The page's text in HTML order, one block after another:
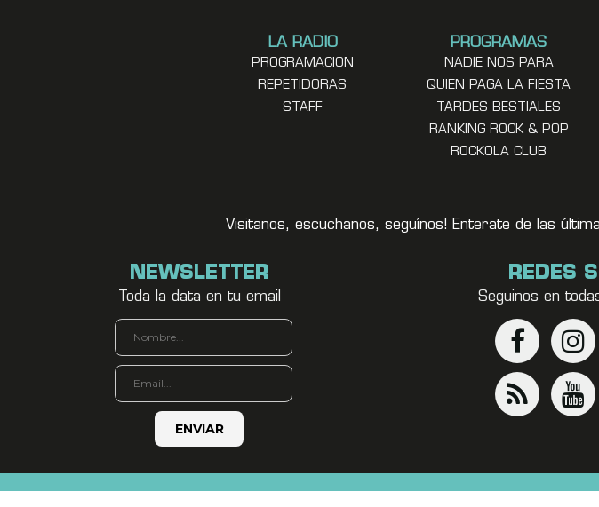
LA RADIO
PROGRAMACION
REPETIDORAS
STAFF
PROGRAMAS
NADIE NOS PARA
QUIEN PAGA LA FIESTA
TARDES BESTIALES
RANKING ROCK & POP
ROCKOLA CLUB
Visitanos, escuchanos, seguínos! Enterate de las
NEWSLETTER
Toda la data en tu email
REDES
Seguinos en